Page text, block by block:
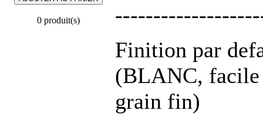
0 produit(s)
Finition par
(BLANC, facile
grain fin)